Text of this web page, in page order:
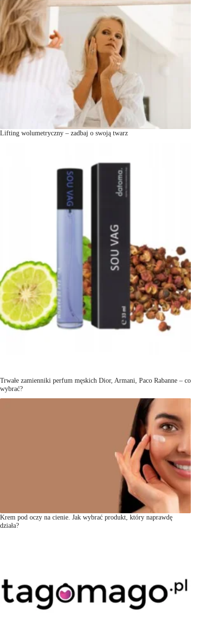
Lifting wolumetryczny – zadbaj o swoją twarz
Trwałe zamienniki perfum męskich Dior, Armani, Paco Rabanne – co
wybrać?
Krem pod oczy na cienie. Jak wybrać produkt, który naprawdę
działa?